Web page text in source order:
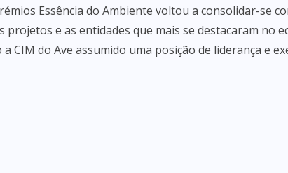
Essência do Ambiente voltou a consolidar-se
projetos e as entidades que mais se destacaram no
CIM do Ave assumido uma posição de liderança e